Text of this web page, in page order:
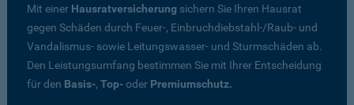
Mit einer Hausratversicherung sichern Sie Ihren Hausrat
gegen Schäden durch Feuer-, Einbruchdiebstahl-/Raub- und
Vandalismus- sowie Leitungswasser- und Sturmschäden ab.
Den Leistungsumfang bestimmen Sie mit Ihrer Entscheidung
für den Basis-, Top-oder Premiumschutz.